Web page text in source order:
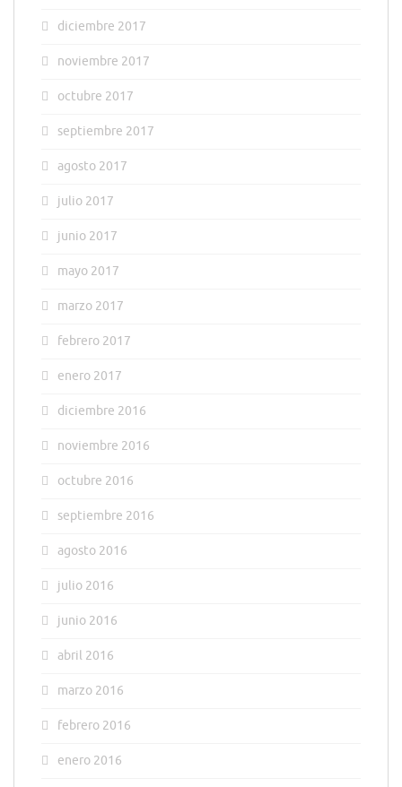
diciembre 2017
noviembre 2017
octubre 2017
septiembre 2017
agosto 2017
julio 2017
junio 2017
mayo 2017
marzo 2017
febrero 2017
enero 2017
diciembre 2016
noviembre 2016
octubre 2016
septiembre 2016
agosto 2016
julio 2016
junio 2016
abril 2016
marzo 2016
febrero 2016
enero 2016